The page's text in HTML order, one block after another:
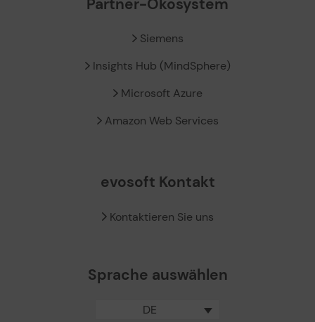
Partner-Ökosystem
Siemens
Insights Hub (MindSphere)
Microsoft Azure
Amazon Web Services
evosoft Kontakt
Kontaktieren Sie uns
Sprache auswählen
DE